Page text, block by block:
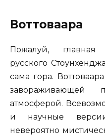
Воттоваара
Пожалуй, главная
русского
сама гора.
атмосферой.
и научные
невероятно